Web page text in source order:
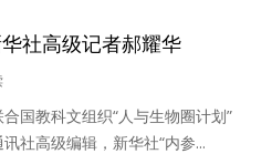
社高级记者郝耀华
国教科文组织“人与生物圈计划”
社高级编辑，新华社“内参...